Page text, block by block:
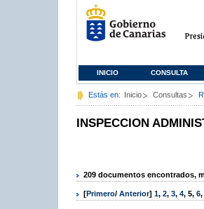
INICIO CONSULTA
Estás en: Inicio Consultas
INSPECCION
209 documentos encontrados,
[Primero/ Anterior] 1, 2, 3, 4, 5, 6,